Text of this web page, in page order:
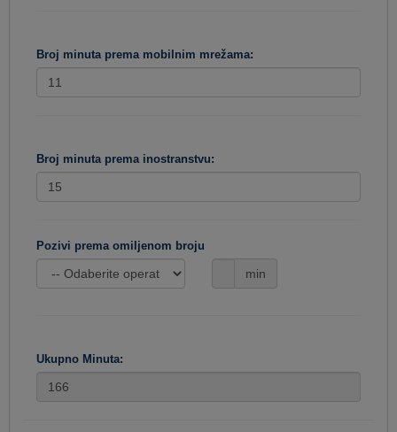
Broj minuta prema mobilnim mrežama:
Broj minuta prema inostranstvu:
Pozivi prema omiljenom broju
min
Ukupno Minuta: